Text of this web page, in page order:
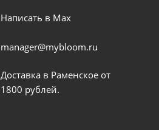
Написать в Мах
manager@mybloom.ru
Доставка в Раменское от
1800 рублей.